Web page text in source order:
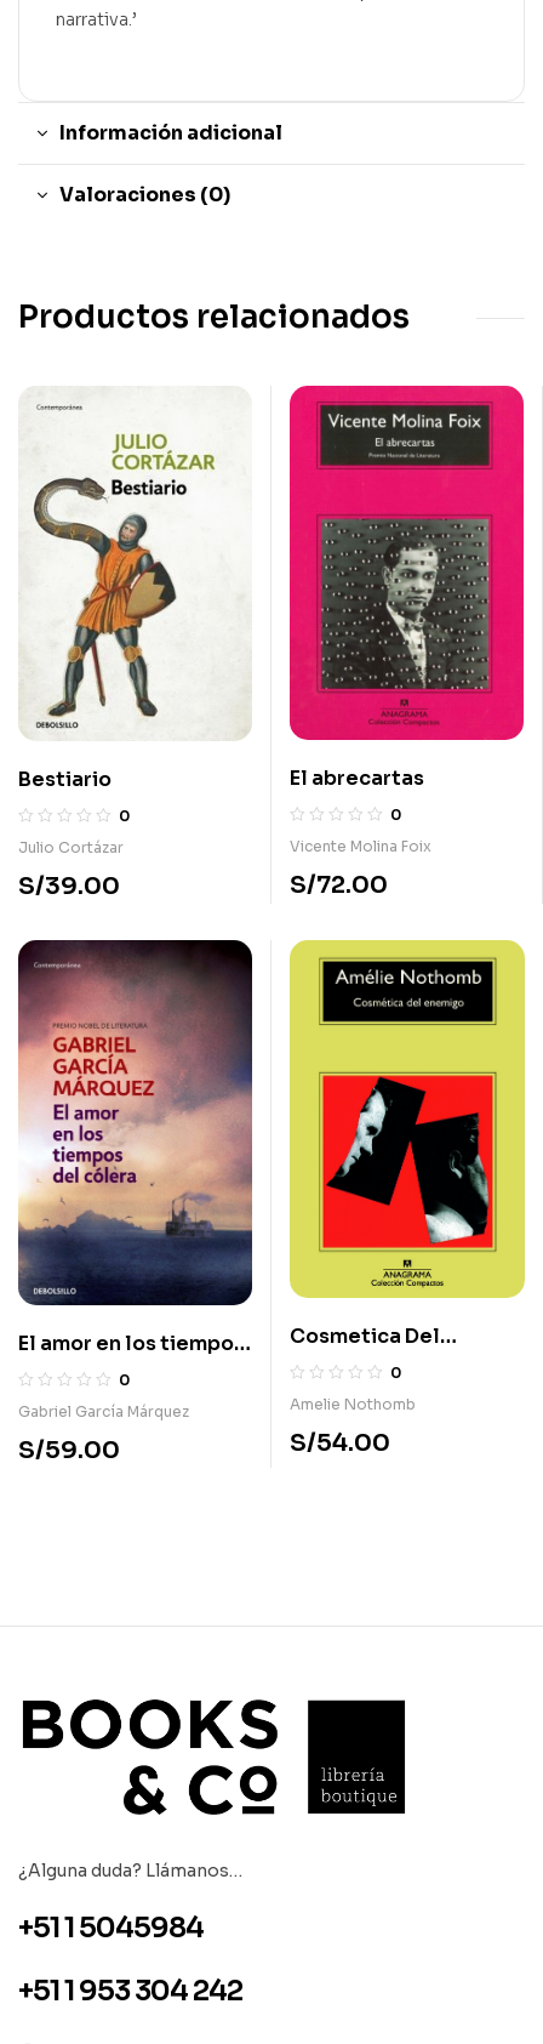
narrativa.’
Información adicional
Valoraciones (0)
Productos relacionados
Bestiario
0
Julio Cortázar
S/39.00
El abrecartas
0
Vicente Molina Foix
S/72.00
El amor en los tiempos
del cólera0
Gabriel García Márquez
S/59.00
Cosmetica Del
Enemigo
0
Amelie Nothomb
S/54.00
¿Alguna duda? Llámanos…
+51 1 5045984
+51 1 953 304 242